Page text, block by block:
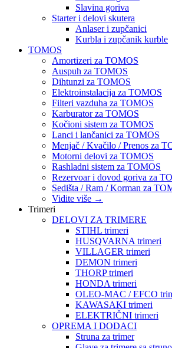
Slavina goriva
Starter i delovi skutera
Anlaser i zupčanici
Kurbla i zupčanik kurble
TOMOS
Amortizeri za TOMOS
Auspuh za TOMOS
Dihtunzi za TOMOS
Elektroinstalacija za TOMOS
Filteri vazduha za TOMOS
Karburator za TOMOS
Kočioni sistem za TOMOS
Lanci i lančanici za TOMOS
Menjač / Kvačilo / Prenos za
Motorni delovi za TOMOS
Rashladni sistem za TOMOS
Rezervoar i dovod goriva za
Sedišta / Ram / Korman za
Vidite više →
Trimeri
DELOVI ZA TRIMERE
STIHL trimeri
HUSQVARNA trimeri
VILLAGER trimeri
DEMON trimeri
THORP trimeri
HONDA trimeri
OLEO-MAC / EFCO
KAWASAKI trimeri
ELEKTRIČNI trimeri
OPREMA I DODACI
Struna za trimer